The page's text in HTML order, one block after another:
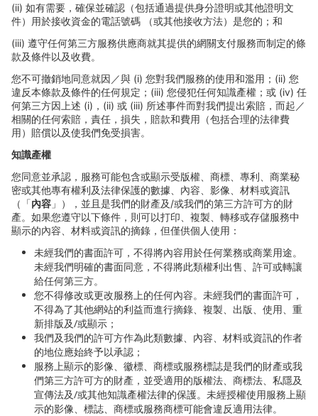
(ii) 如有需要，確保並確認（包括通過提供身分證明或其他證明文
件）用於接收資金的電話號碼
（或其他接收方法）是您的；和
(iii) 遵守任何第三方服務供應商就其提供的網關支付服務而制定的條
款及條件以及收費。
您不可撤銷地同意就因／與 (i) 您對我們服務的使用和濫用； (ii) 您
違反本條款及條件的任何規定； (iii) 您侵犯任何知識產權；或 (iv) 任
何第三方因上述 (i) ， (ii) 或 (iii) 所述事件而對我們提出索賠，而起／
相關的任何索賠，責任，損失，賠款和費用（包括合理的法律費
用）賠償以及使我們免受損害。
知識產權
您同意並承認，服務可能包含或顯示受版權、商標、專利、商業秘
密或其他專有權利及法律保護的數據、 內容、影像、材料或資訊
（「內容 」），並且是我們的財產及/或我們的第三方許可方的財
產。如果您遵守以下條件，則可以打印、複製、轉移或存儲服務中
顯示的內容、材料或資訊的摘錄，但僅供個人使用：
未經我們的書面許可，不得將內容用於任何業務或商業用途。
未經我們明確的書面同意，不得將此類權利出售、許可或轉讓
給任何第三方。
您不得修改或更改服務上的任何內容。未經我們的書面許可，
不得為了其他網站的利益而進行摘錄、複製、出版、使用、重
新排版及/或顯示；
我們及我們的許可方作為此類數據、 內容、材料或資訊的作者
的地位應始終予以承認；
服務上顯示的影像、徽標、商標或服務標誌是我們的財產或我
們第三方許可方的財產，並受適用的版權法、商標法、私隱及
宣傳法及/或其他知識產權法律的保護。未經授權使用服務上顯
示的影像、標誌、商標或服務商標可能會違反適用法律。